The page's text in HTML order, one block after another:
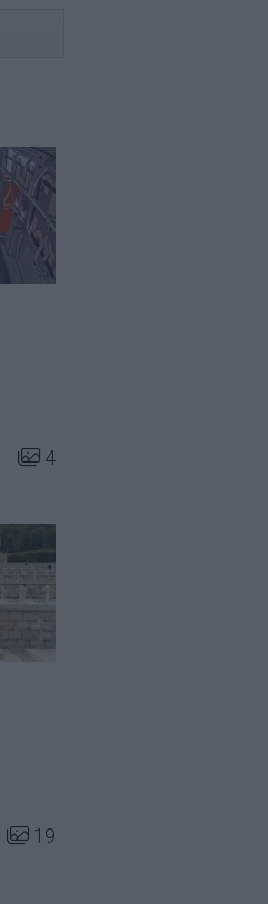
Liczba zdjęć w galerii:
4
Liczba zdjęć w galerii:
19